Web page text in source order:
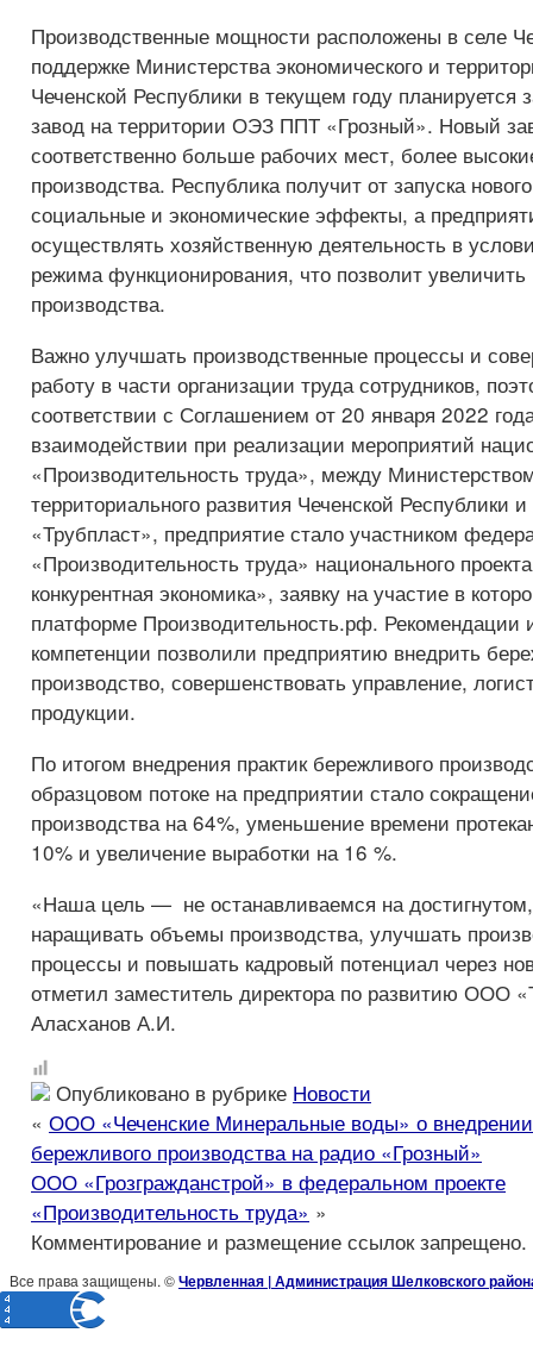
Производственные мощности расположены в селе
поддержке Министерства экономического и
Чеченской Республики в текущем году планируется
завод на территории ОЭЗ ППТ «Грозный». Новый
соответственно больше рабочих мест, более
производства. Республика получит от запуска
социальные и экономические эффекты, а
осуществлять хозяйственную деятельность в
режима функционирования, что позволит увеличить
производства.
Важно улучшать производственные процессы и
работу в части организации труда сотрудников,
соответствии с Соглашением от 20 января 2022
взаимодействии при реализации мероприятий
«Производительность труда», между
территориального развития Чеченской Республики
«Трубпласт», предприятие стало участником
«Производительность труда» национального
конкурентная экономика», заявку на участие в
платформе Производительность.рф. Рекомендации
компетенции позволили предприятию внедрить
производство, совершенствовать управление,
продукции.
По итогом внедрения практик бережливого
образцовом потоке на предприятии стало
производства на 64%, уменьшение времени
10% и увеличение выработки на 16 %.
«Наша цель — не останавливаемся на достигнутом,
наращивать объемы производства, улучшать
процессы и повышать кадровый потенциал через
отметил заместитель директора по развитию ООО
Аласханов А.И.
Опубликовано в рубрике Новости
« ООО «Чеченские Минеральные воды» о
бережливого производства на радио «Грозный»
ООО «Грозгражданстрой» в федеральном проекте
«Производительность труда» »
Комментирование и размещение ссылок запрещено.
Все права защищены. ©Червленная | Администрация Шелковского